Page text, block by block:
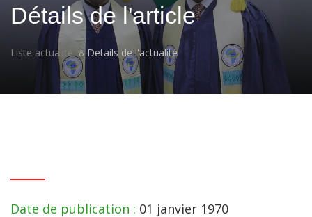
Détails de l'article
Liste actualité Details de l'actualité
Date de publication : 01 janvier 1970